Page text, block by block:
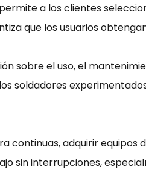
a los clientes
que los usuarios
sobre el uso, el
soldadores
continuas, adquirir
sin interrupciones,